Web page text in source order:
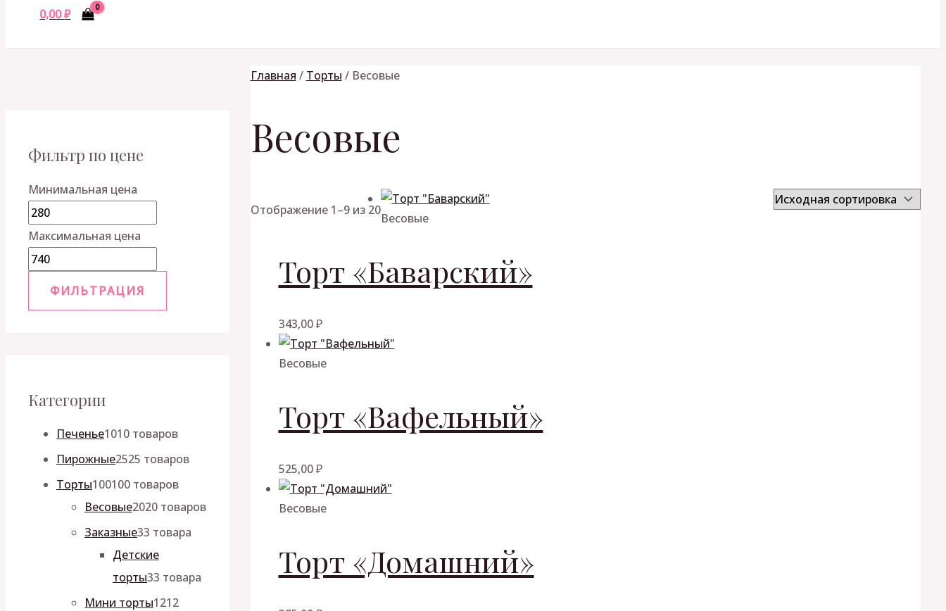
0,00₽
Фильтр по цене
Минимальная цена
Максимальная цена
ФИЛЬТРАЦИЯ
Категории
Печенье1010 товаров
Пирожные2525 товаров
Торты100100 товаров
Весовые2020 товаров
Заказные33 товара
Детские
торты33 товара
Мини торты1212
Главная / Торты / Весовые
Весовые
Отображение 1–9 из 20
Весовые
Торт «Баварский»
343,00₽
Весовые
Торт «Вафельный»
525,00₽
Весовые
Торт «Домашний»